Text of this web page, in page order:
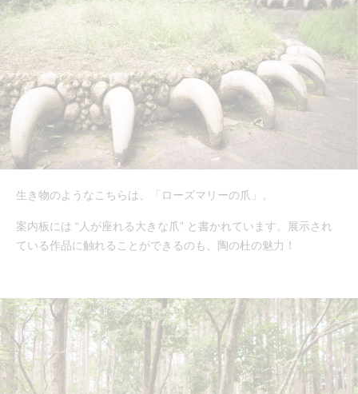
生き物のようなこちらは、「ローズマリーの爪」。
案内板には “人が座れる大きな爪” と書かれています。展示され
ている作品に触れることができるのも、陶の杜の魅力！